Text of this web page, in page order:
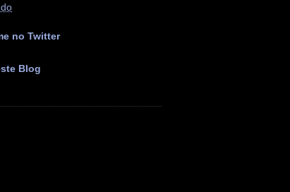
no Twitter
Blog